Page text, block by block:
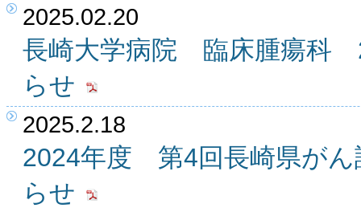
2025.02.20
長崎大学病院 臨床腫瘍科
らせ
2025.2.18
2024年度 第4回長崎県がん
らせ